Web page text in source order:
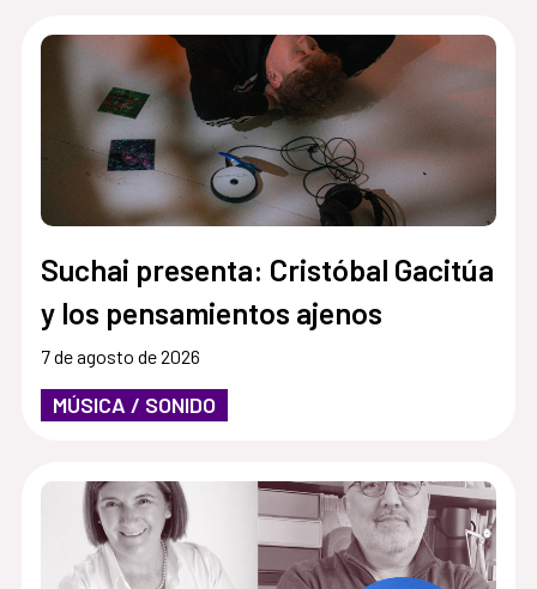
Suchai presenta: Cristóbal Gacitúa
y los pensamientos ajenos
7 de agosto de 2026
MÚSICA / SONIDO